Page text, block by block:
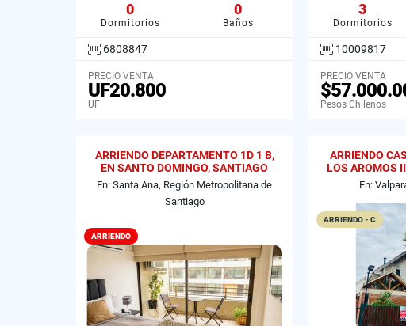
0
Dormitorios
0
Baños
6808847
PRECIO VENTA
UF20.800
UF
3
Dormitorios
10009817
PRECIO VENTA
Pesos Chilenos
ARRIENDO DEPARTAMENTO 1D 1 B,
EN SANTO DOMINGO, SANTIAGO
En: Santa Ana, Región Metropolitana de
Santiago
ARRIENDO
ARRIENDO
LOS AROMOS
En:
ARRIENDO - C